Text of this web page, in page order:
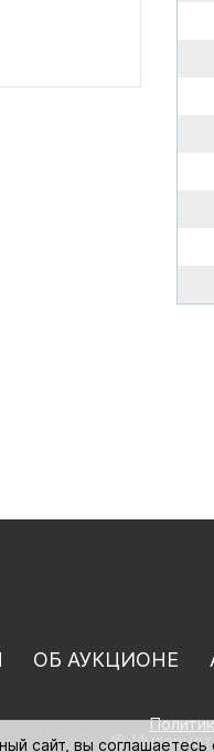
ОБ АУКЦИОНЕ
©
сайт, вы